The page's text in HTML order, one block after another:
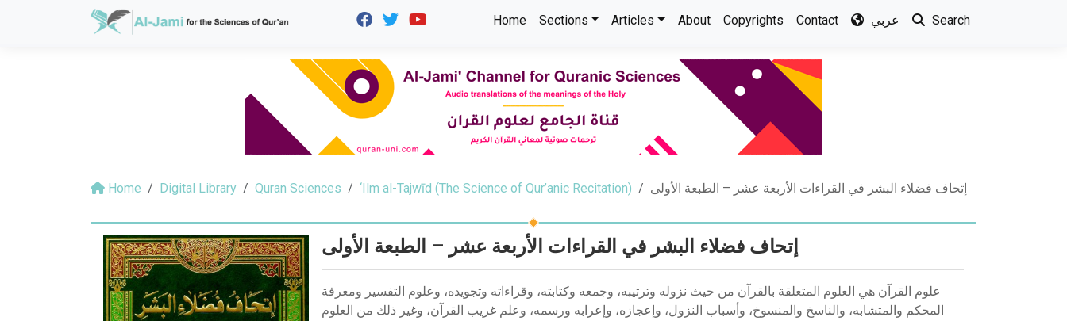
Home Sections Articles About Copyrights Contact عربي Search
Home Digital Library Quran Sciences ‘Ilm al-Tajwīd (The Science of Qur’anic Recitation) إتحاف فضلاء البشر في القراءات الأربعة عشر – الطبعة الأولى
إتحاف فضلاء البشر في القراءات الأربعة عشر – الطبعة الأولى
علوم القرآن هي العلوم المتعلقة بالقرآن من حيث نزوله وترتيبه، وجمعه وكتابته، وقراءاته وتجويده، وعلوم التفسير ومعرفة
المحكم والمتشابه، والناسخ والمنسوخ، وأسباب النزول، وإعجازه، وإعرابه ورسمه، وعلم غريب القرآن، وغير ذلك من العلوم